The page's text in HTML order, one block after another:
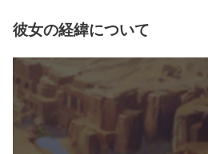
彼女の経緯について